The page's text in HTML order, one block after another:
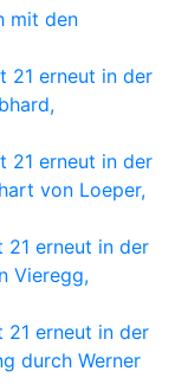
mit den
21 erneut in der
21 erneut in der
von Loeper,
21 erneut in der
Vieregg,
21 erneut in der
durch Werner